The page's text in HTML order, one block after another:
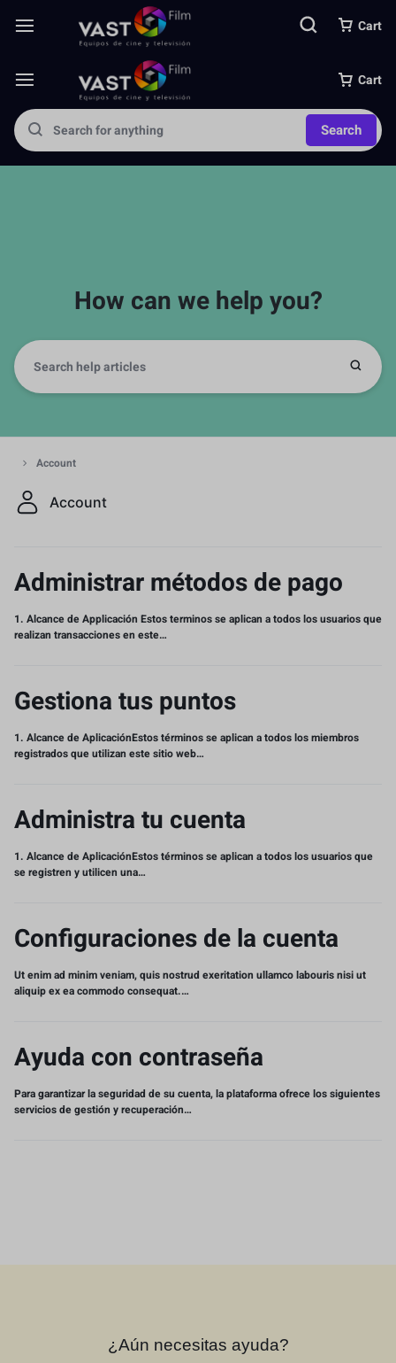
Cart
Search
Cart
How can we help you?
Account
Account
Administrar métodos de pago
1. Alcance de Applicación Estos terminos se aplican a todos los usuarios que
realizan transacciones en este…
Gestiona tus puntos
1. Alcance de AplicaciónEstos términos se aplican a todos los miembros
registrados que utilizan este sitio web…
Administra tu cuenta
1. Alcance de AplicaciónEstos términos se aplican a todos los usuarios que
se registren y utilicen una…
Configuraciones de la cuenta
Ut enim ad minim veniam, quis nostrud exeritation ullamco labouris nisi ut
aliquip ex ea commodo consequat.…
Ayuda con contraseña
Para garantizar la seguridad de su cuenta, la plataforma ofrece los siguientes
servicios de gestión y recuperación…
¿Aún necesitas ayuda?